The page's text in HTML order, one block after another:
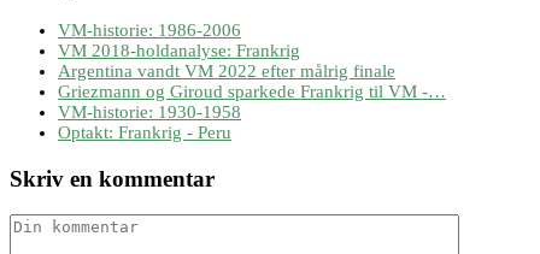
VM-historie: 1986-2006
VM 2018-holdanalyse: Frankrig
Argentina vandt VM 2022 efter målrig finale
Griezmann og Giroud sparkede Frankrig til VM -…
VM-historie: 1930-1958
Optakt: Frankrig - Peru
Skriv en kommentar